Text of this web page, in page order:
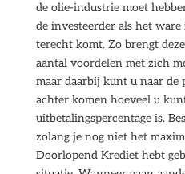
de olie-industrie moet
de investeerder als het
terecht komt. Zo brengt
aantal voordelen met zich
maar daarbij kunt u naar
achter komen hoeveel u
uitbetalingspercentage is.
zolang je nog niet het
Doorlopend Krediet hebt